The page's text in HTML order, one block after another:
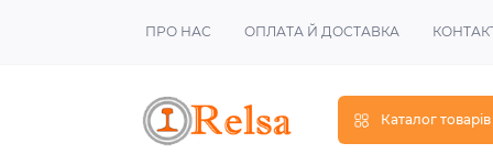
ПРО НАС ОПЛАТА Й ДОСТАВКА
Каталог товарів